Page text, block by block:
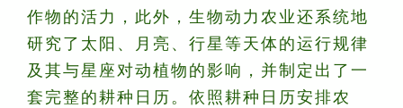
作物的活力，此外，生物动力农业还系统地
研究了太阳、月亮、行星等天体的运行规律
及其与星座对动植物的影响，并制定出了一
套完整的耕种日历。依照耕种日历安排农